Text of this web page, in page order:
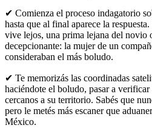
✔ Comienza el proceso indagatorio
hasta que al final aparece la
vive lejos, una prima lejana del novio
decepcionante: la mujer de un
consideraban el más boludo.
✔ Te memorizás las coordinadas
haciéndote el boludo, pasar a verificar
cercanos a su territorio. Sabés que
pero le metés más escaner que
México.